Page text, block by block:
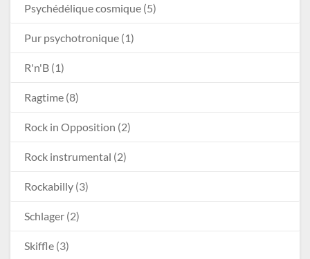
Psychédélique cosmique (5)
Pur psychotronique (1)
R'n'B (1)
Ragtime (8)
Rock in Opposition (2)
Rock instrumental (2)
Rockabilly (3)
Schlager (2)
Skiffle (3)